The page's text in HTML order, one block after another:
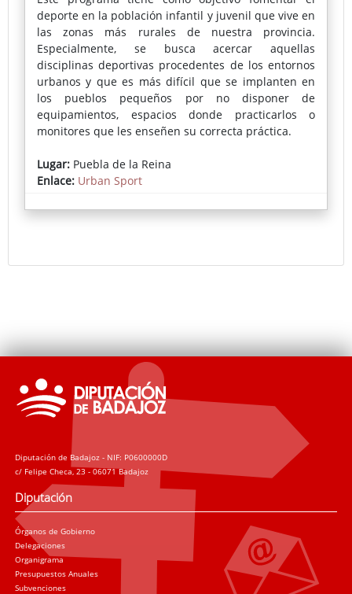
deporte en la población infantil y juvenil que vive en
las zonas más rurales de nuestra provincia.
Especialmente, se busca acercar aquellas
disciplinas deportivas procedentes de los entornos
urbanos y que es más difícil que se implanten en
los pueblos pequeños por no disponer de
equipamientos, espacios donde practicarlos o
monitores que les enseñen su correcta práctica.
En cada localidad se instala una pista deportiva
portátil donde se puede practicar skate, voleibol,
actividades muy demandadas por los más jóvenes.
Lugar: Puebla de la Reina
Enlace: Urban Sport
Diputación de Badajoz - NIF: P0600000D
c/ Felipe Checa, 23 - 06071 Badajoz
Diputación
Órganos de Gobierno
Delegaciones
Organigrama
Presupuestos Anuales
Subvenciones